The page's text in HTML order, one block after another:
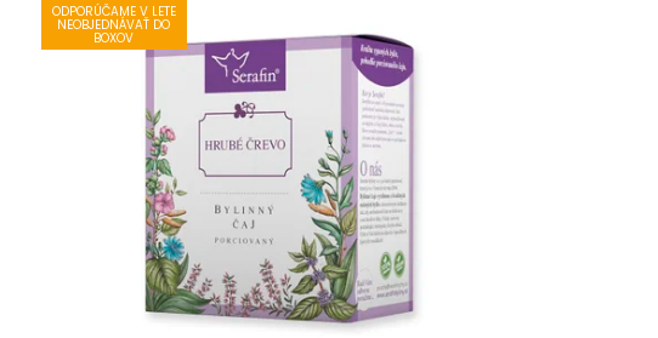
ODPORÚČAME V LETE
NEOBJEDNÁVAŤ DO
BOXOV